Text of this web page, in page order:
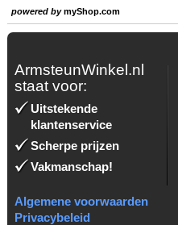
powered bymyShop.com
ArmsteunWinkel.nl
staat voor:
Uitstekende
klantenservice
Scherpe prijzen
Vakmanschap!
Algemene voorwaarden
Privacybeleid